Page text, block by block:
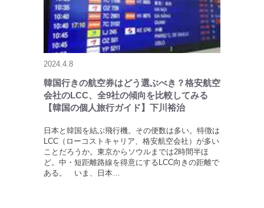
2024.4.8
韓国行きの航空券はどう選ぶべき？格安航空
会社のLCC、全9社の傾向を比較してみる
【韓国の個人旅行ガイド】下川裕治
日本と韓国を結ぶ飛行機。その便数は多い。特徴は
LCC（ローコストキャリア、格安航空会社）が多い
ことだろうか。東京からソウルまでは2時間半ほ
ど。中・短距離路線を得意にするLCC向きの距離で
ある。 いま、日本…